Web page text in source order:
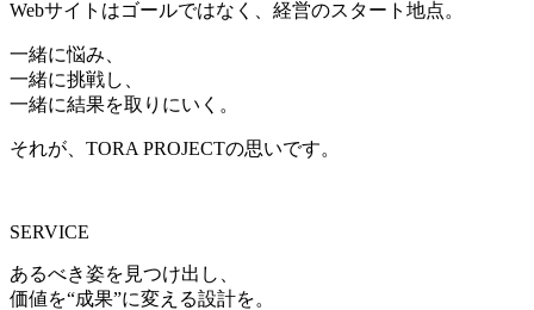
Webサイトはゴールではなく、経営のスタート地点。
一緒に悩み、
一緒に挑戦し、
一緒に結果を取りにいく。
それが、TORA PROJECTの思いです。
SERVICE
あるべき姿を見つけ出し、
価値を“成果”に変える設計を。